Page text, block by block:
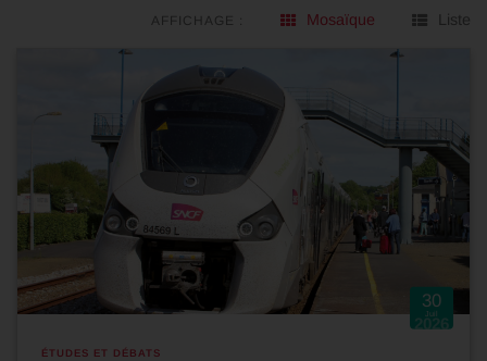
AFFICHAGE : Mosaïque Liste
30
Juil
2026
ÉTUDES ET DÉBATS